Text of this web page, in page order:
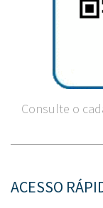
Consulte o
ACESSO